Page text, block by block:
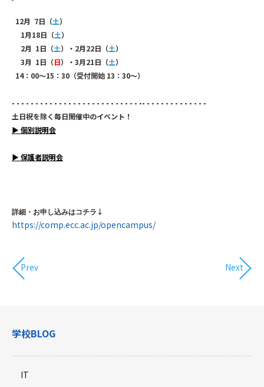
12月 7日（土）
1月18日（土）
2月 1日（土）・2月22日（土）
3月 1日（日）・3月21日（土）
14：00～15：30（受付開始 13：30～）
- - - - - - - - - - - - - - - - - - - - - - - - - - - -- - - - - - - - - - - - - -
土日祝を除く毎日開催中のイベント！
▶ 個別説明会
▶ 保護者説明会
詳細・お申し込みはコチラ ↓
https://comp.ecc.ac.jp/opencampus/
Prev Next
学校BLOG
IT